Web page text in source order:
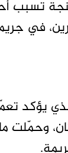
تسبب
إلى جانب وقوع
يؤكد
وحمّلت